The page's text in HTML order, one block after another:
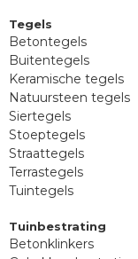
Tegels
Betontegels
Buitentegels
Keramische tegels
Natuursteen tegels
Siertegels
Stoeptegels
Straattegels
Terrastegels
Tuintegels
Tuinbestrating
Betonklinkers